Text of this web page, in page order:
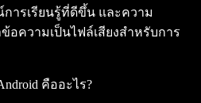
ารเรียนรู้ที่ดีขึ้น และความ
อความเป็นไฟล์เสียงสำหรับการ
คืออะไร?